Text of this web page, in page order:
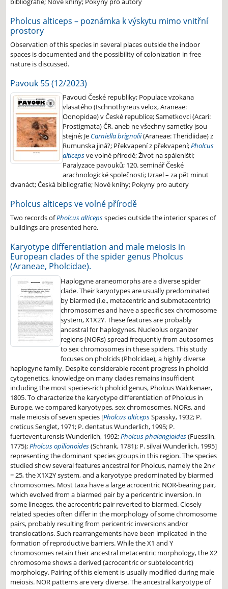
Pholcus alticeps – poznámka k výskytu mimo vnitřní
prostory
Observation of this species in several places outside the indoor
spaces is documented and the possibility of colonization in free
nature is discussed.
Pavouk 55 (12/2023)
Pavouci České republiky; Populace vzokana
vlasatého (Ischnothyreus velox, Araneae:
Oonopidae) v České republice; Sametkovci (Acari:
Prostigmata) ČR, aneb ne všechny sametky jsou
stejné; Je Carniella brignolii(Araneae: Theridiidae) z
Rumunska jiná?; Překvapení z překvapení;Pholcus
alticepsve volné přírodě; Život na spáleništi;
Paralyzace pavouků; 120. seminář České
arachnologické společnosti; Izrael – za pět minut
dvanáct; Česká bibliografie; Nové knihy; Pokyny pro autory
Pholcus alticeps ve volné přírodě
Two records ofPholcus alticepsspecies outside the interior spaces of
buildings are presented here.
Karyotype differentiation and male meiosis in
European clades of the spider genus Pholcus
(Araneae, Pholcidae).
Haplogyne araneomorphs are a diverse spider
clade. Their karyotypes are usually predominated
by biarmed (i.e., metacentric and submetacentric)
chromosomes and have a specific sex chromosome
system, X1X2Y. These features are probably
ancestral for haplogynes. Nucleolus organizer
regions (NORs) spread frequently from autosomes
to sex chromosomes in these spiders. This study
focuses on pholcids (Pholcidae), a highly diverse
haplogyne family. Despite considerable recent progress in pholcid
cytogenetics, knowledge on many clades remains insufficient
including the most species-rich pholcid genus, Pholcus Walckenaer,
1805. To characterize the karyotype differentiation of Pholcus in
Europe, we compared karyotypes, sex chromosomes, NORs, and
male meiosis of seven species [Pholcus alticepsSpassky, 1932; P.
creticus Senglet, 1971; P. dentatus Wunderlich, 1995; P.
fuerteventurensis Wunderlich, 1992;Pholcus phalangioides(Fuesslin,
1775);Pholcus opilionoides(Schrank, 1781); P. silvai Wunderlich, 1995]
representing the dominant species groups in this region. The species
studied show several features ancestral for Pholcus, namely the 2n♂
= 25, the X1X2Y system, and a karyotype predominated by biarmed
chromosomes. Most taxa have a large acrocentric NOR-bearing pair,
which evolved from a biarmed pair by a pericentric inversion. In
some lineages, the acrocentric pair reverted to biarmed. Closely
related species often differ in the morphology of some chromosome
pairs, probably resulting from pericentric inversions and/or
translocations. Such rearrangements have been implicated in the
formation of reproductive barriers. While the X1 and Y
chromosomes retain their ancestral metacentric morphology, the X2
chromosome shows a derived (acrocentric or subtelocentric)
morphology. Pairing of this element is usually modified during male
meiosis. NOR patterns are very diverse. The ancestral karyotype of